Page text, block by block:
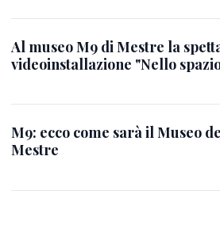
Al museo M9 di Mestre la
videoinstallazione "Nello
M9: ecco come sarà il Museo
Mestre